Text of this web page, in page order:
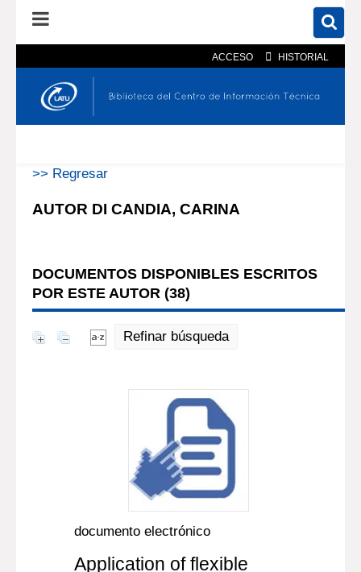
ACCESO HISTORIAL
En el catálogo En el sitio
>> Regresar
AUTOR DI CANDIA, CARINA
DOCUMENTOS DISPONIBLES ESCRITOS
POR ESTE AUTOR (38)
Refinar búsqueda
documento electrónico
Application of flexible